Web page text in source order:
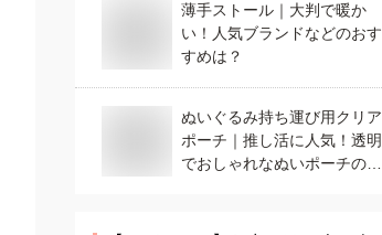
薄手ストール｜大判で暖か
い！人気ブランドなどのおす
すめは？
ぬいぐるみ持ち運び用クリア
ポーチ｜推し活に人気！透明
でおしゃれなぬいポーチのお